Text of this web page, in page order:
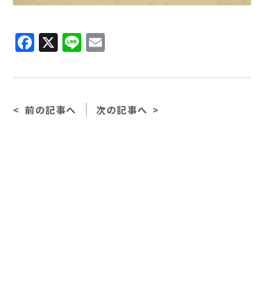
Facebook
X Line
前の記事へ 次の記事へ